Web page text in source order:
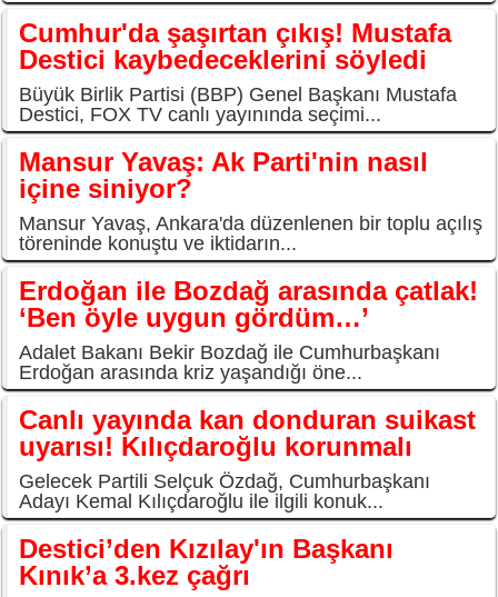
Cumhur'da şaşırtan çıkış! Mustafa
Destici kaybedeceklerini söyledi
Büyük Birlik Partisi (BBP) Genel Başkanı Mustafa
Destici, FOX TV canlı yayınında seçimi...
Mansur Yavaş: Ak Parti'nin nasıl
içine siniyor?
Mansur Yavaş, Ankara'da düzenlenen bir toplu açılış
töreninde konuştu ve iktidarın...
Erdoğan ile Bozdağ arasında çatlak!
‘Ben öyle uygun gördüm…’
Adalet Bakanı Bekir Bozdağ ile Cumhurbaşkanı
Erdoğan arasında kriz yaşandığı öne...
Canlı yayında kan donduran suikast
uyarısı! Kılıçdaroğlu korunmalı
Gelecek Partili Selçuk Özdağ, Cumhurbaşkanı
Adayı Kemal Kılıçdaroğlu ile ilgili konuk...
Destici’den Kızılay'ın Başkanı
Kınık’a 3.kez çağrı